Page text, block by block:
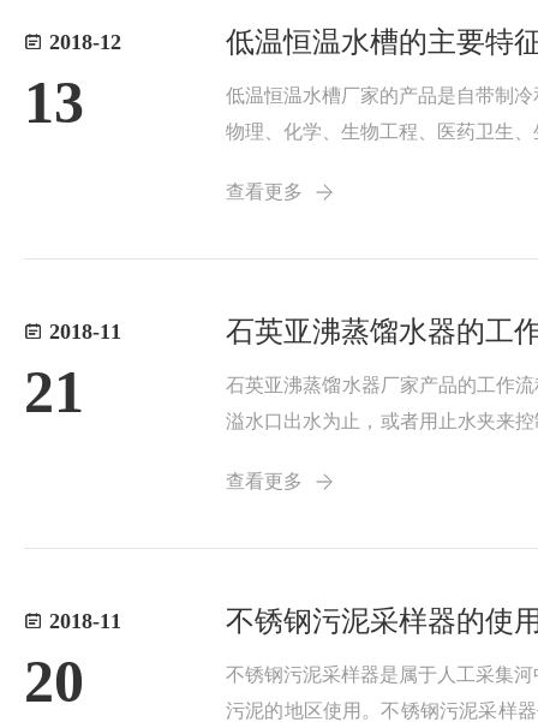
2018-12
13
低温恒温水槽的主要特
低温恒温水槽厂家的产品是自带制
物理、化学、生物工程、医药卫生
轮，移动更方便。...
查看更多
2018-11
21
石英亚沸蒸馏水器的工
石英亚沸蒸馏水器厂家产品的工作
溢水口出水为止，或者用止水夹来
NO3（硝酸）...
查看更多
2018-11
20
不锈钢污泥采样器的使
不锈钢污泥采样器是属于人工采集
污泥的地区使用。不锈钢污泥采样